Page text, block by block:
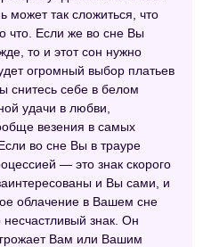
так сложиться, что
что. Если же во сне Вы
то и этот сон нужно
огромный выбор платьев
снитесь себе в белом
удачи в любви,
везения в самых
во сне Вы в трауре
— это знак скорого
и Вы сами, и
облачение в Вашем сне
несчастливый знак. Он
Вам или Вашим